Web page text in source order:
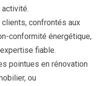
confrontés aux
conformité énergétique,
fiable.
pointues en rénovation
ou